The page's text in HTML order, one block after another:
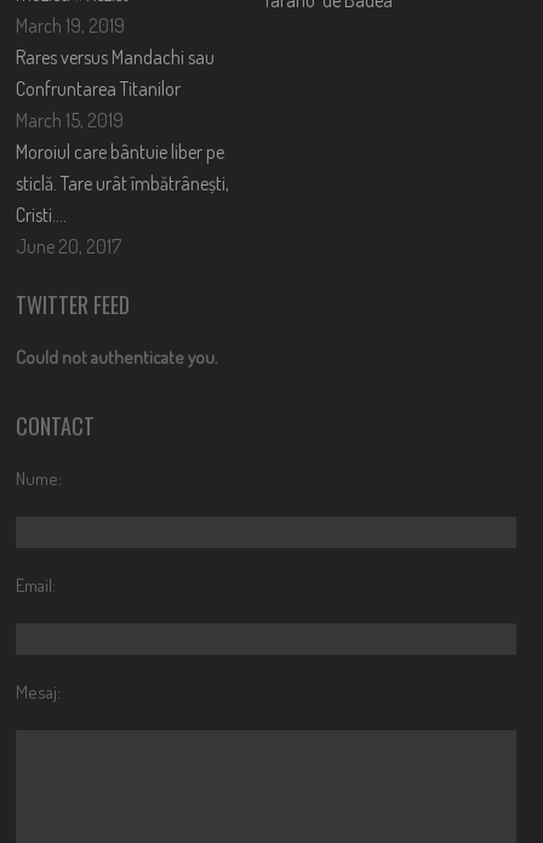
March 19, 2019
Rares versus Mandachi sau
Confruntarea Titanilor
March 15, 2019
Moroiul care bântuie liber pe
sticlă. Tare urât îmbătrânești,
Cristi….
June 20, 2017
TWITTER FEED
Could not authenticate you.
CONTACT
Nume:
Email:
Mesaj: